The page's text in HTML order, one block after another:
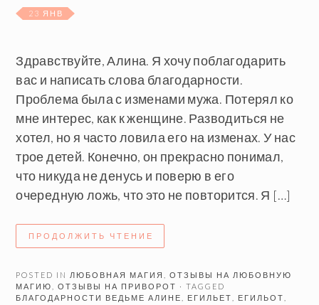
23 ЯНВ
Здравствуйте, Алина. Я хочу поблагодарить
вас и написать слова благодарности.
Проблема была с изменами мужа. Потерял ко
мне интерес, как к женщине. Разводиться не
хотел, но я часто ловила его на изменах. У нас
трое детей. Конечно, он прекрасно понимал,
что никуда не денусь и поверю в его
очередную ложь, что это не повторится. Я […]
ПРОДОЛЖИТЬ ЧТЕНИЕ
POSTED IN ЛЮБОВНАЯ МАГИЯ ,ОТЗЫВЫ НА ЛЮБОВНУЮ
МАГИЮ
,ОТЗЫВЫ НА ПРИВОРОТ · TAGGED
БЛАГОДАРНОСТИ ВЕДЬМЕ АЛИНЕ
ЕГИЛЬЕТ ЕГИЛЬОТ